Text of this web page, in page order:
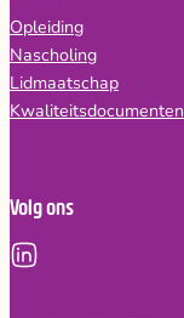
Opleiding
Nascholing
Lidmaatschap
Kwaliteitsdocumenten
Volg ons